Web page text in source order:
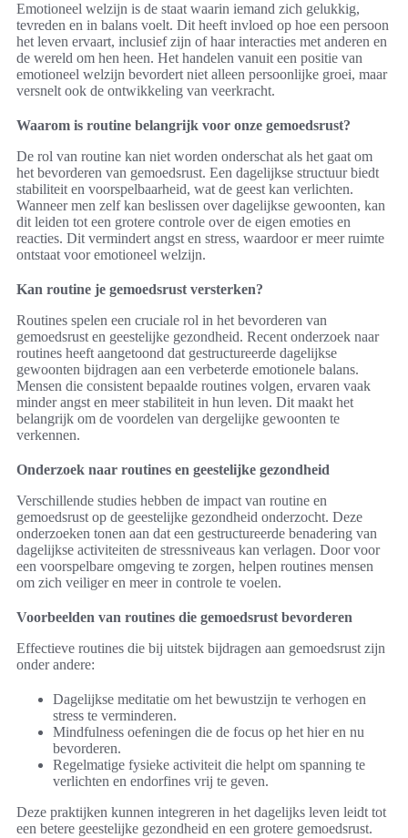
Emotioneel welzijn is de staat waarin iemand zich gelukkig,
tevreden en in balans voelt. Dit heeft invloed op hoe een persoon
het leven ervaart, inclusief zijn of haar interacties met anderen en
de wereld om hen heen. Het handelen vanuit een positie van
emotioneel welzijn bevordert niet alleen persoonlijke groei, maar
versnelt ook de ontwikkeling van veerkracht.
Waarom is routine belangrijk voor onze gemoedsrust?
De rol van routine kan niet worden onderschat als het gaat om
het bevorderen van gemoedsrust. Een dagelijkse structuur biedt
stabiliteit en voorspelbaarheid, wat de geest kan verlichten.
Wanneer men zelf kan beslissen over dagelijkse gewoonten, kan
dit leiden tot een grotere controle over de eigen emoties en
reacties. Dit vermindert angst en stress, waardoor er meer ruimte
ontstaat voor emotioneel welzijn.
Kan routine je gemoedsrust versterken?
Routines spelen een cruciale rol in het bevorderen van
gemoedsrust en geestelijke gezondheid. Recent onderzoek naar
routines heeft aangetoond dat gestructureerde dagelijkse
gewoonten bijdragen aan een verbeterde emotionele balans.
Mensen die consistent bepaalde routines volgen, ervaren vaak
minder angst en meer stabiliteit in hun leven. Dit maakt het
belangrijk om de voordelen van dergelijke gewoonten te
verkennen.
Onderzoek naar routines en geestelijke gezondheid
Verschillende studies hebben de impact van routine en
gemoedsrust op de geestelijke gezondheid onderzocht. Deze
onderzoeken tonen aan dat een gestructureerde benadering van
dagelijkse activiteiten de stressniveaus kan verlagen. Door voor
een voorspelbare omgeving te zorgen, helpen routines mensen
om zich veiliger en meer in controle te voelen.
Voorbeelden van routines die gemoedsrust bevorderen
Effectieve routines die bij uitstek bijdragen aan gemoedsrust zijn
onder andere:
Dagelijkse meditatie om het bewustzijn te verhogen en
stress te verminderen.
Mindfulness oefeningen die de focus op het hier en nu
bevorderen.
Regelmatige fysieke activiteit die helpt om spanning te
verlichten en endorfines vrij te geven.
Deze praktijken kunnen integreren in het dagelijks leven leidt tot
een betere geestelijke gezondheid en een grotere gemoedsrust.